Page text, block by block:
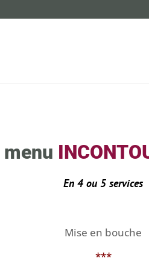
menu
En 4 ou 5 services
Mise en bouche
***